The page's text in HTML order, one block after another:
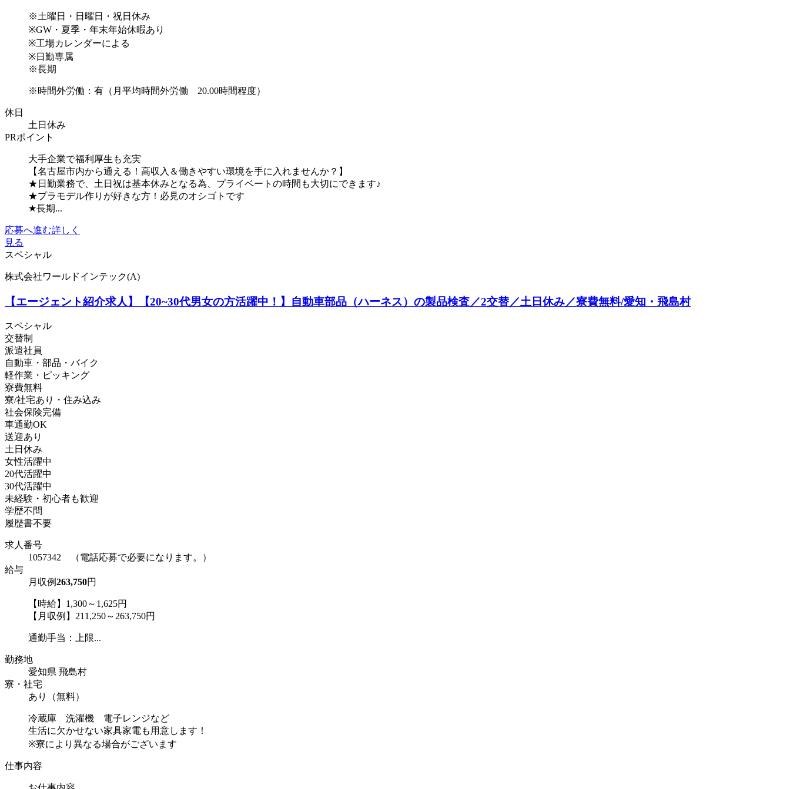
※土曜日・日曜日・祝日休み
※GW・夏季・年末年始休暇あり
※工場カレンダーによる
※日勤専属
※長期
※時間外労働：有（月平均時間外労働 20.00時間程度）
休日
土日休み
PRポイント
大手企業で福利厚生も充実
【名古屋市内から通える！高収入＆働きやすい環境を手に入れませんか？】
★日勤業務で、土日祝は基本休みとなる為、プライベートの時間も大切にできます♪
★プラモデル作りが好きな方！必見のオシゴトです
★長期...
応募へ進む詳しく
見る
スペシャル
株式会社ワールドインテック(A)
【エージェント紹介求人】【20~30代男女の方活躍中！】自動車部品（ハーネス）の製品検査／2交替／土日休み／寮費無料/愛知・飛島村
スペシャル
交替制
派遣社員
自動車・部品・バイク
軽作業・ピッキング
寮費無料
寮/社宅あり・住み込み
社会保険完備
車通勤OK
送迎あり
土日休み
女性活躍中
20代活躍中
30代活躍中
未経験・初心者も歓迎
学歴不問
履歴書不要
求人番号
1057342 （電話応募で必要になります。）
給与
月収例263,750円
【時給】1,300～1,625円
【月収例】211,250～263,750円
通勤手当：上限...
勤務地
愛知県 飛島村
寮・社宅
あり（無料）
冷蔵庫 洗濯機 電子レンジなど
生活に欠かせない家具家電も用意します！
※寮により異なる場合がございます
仕事内容